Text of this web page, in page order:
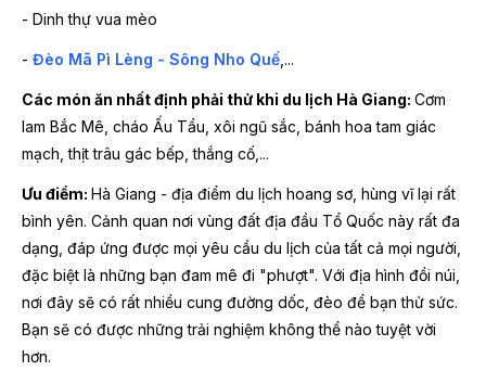
- Dinh thự vua mèo
- Đèo Mã Pì Lèng - Sông Nho Quế ,...
Các món ăn nhất định phải thử khi du lịch Hà Giang: Cơm
lam Bắc Mê, cháo Ấu Tẩu, xôi ngũ sắc, bánh hoa tam giác
mạch, thịt trâu gác bếp, thắng cố,...
Ưu điểm: Hà Giang - địa điểm du lịch hoang sơ, hùng vĩ lại rất
bình yên. Cảnh quan nơi vùng đất địa đầu Tổ Quốc này rất đa
dạng, đáp ứng được mọi yêu cầu du lịch của tất cả mọi người,
đặc biệt là những bạn đam mê đi "phượt". Với địa hình đồi núi,
nơi đây sẽ có rất nhiều cung đường dốc, đèo để bạn thử sức.
Bạn sẽ có được những trải nghiệm không thể nào tuyệt vời
hơn.